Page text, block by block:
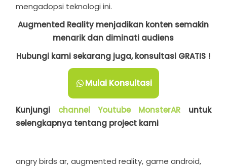
mengadopsi teknologi ini.
Augmented Reality menjadikan konten semakin
menarik dan diminati audiens
Hubungi kami sekarang juga, konsultasi GRATIS !
Mulai Konsultasi
Kunjungi channel Youtube MonsterAR untuk
selengkapnya tentang project kami
angry birds ar augmented reality game android